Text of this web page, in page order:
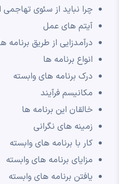
چرا نباید از سئوی تهاجمی
آیتم های عمل
درآمدزایی از طریق برنامه
انواع برنامه ها
درک برنامه های وابسته
مکانیسم فرآیند
خالقان این برنامه ها
زمینه های نگرانی
کار با برنامه های وابسته
مزایای برنامه های وابسته
یافتن برنامه های وابسته